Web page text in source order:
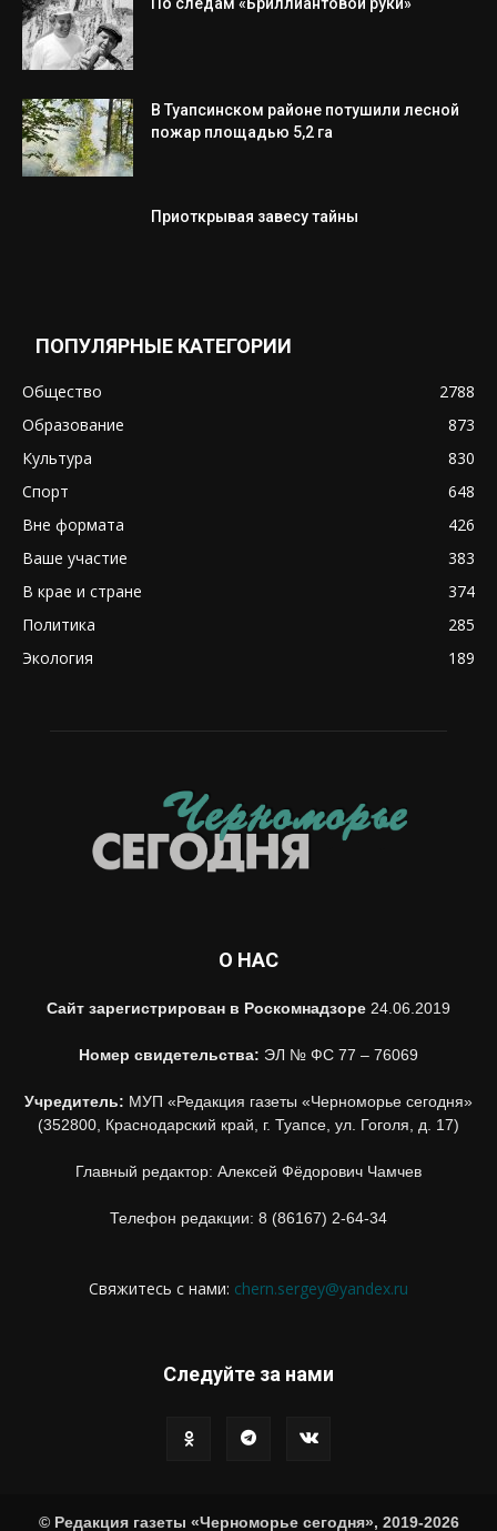
В Туапсинском районе потушили лесной
пожар площадью 5,2 га
Приоткрывая завесу тайны
ПОПУЛЯРНЫЕ КАТЕГОРИИ
Общество
2788
Образование
873
Культура
830
Спорт
648
Вне формата
426
Ваше участие
383
В крае и стране
374
Политика
285
Экология
189
О НАС
Сайт зарегистрирован в Роскомнадзоре 24.06.2019
Номер свидетельства: ЭЛ № ФС 77 – 76069
Учредитель: МУП «Редакция газеты «Черноморье сегодня»
(352800, Краснодарский край, г. Туапсе, ул. Гоголя, д. 17)
Главный редактор: Алексей Фёдорович Чамчев
Телефон редакции: 8 (86167) 2-64-34
Свяжитесь с нами: chern.sergey@yandex.ru
Следуйте за нами
© Редакция газеты «Черноморье сегодня», 2019-2026